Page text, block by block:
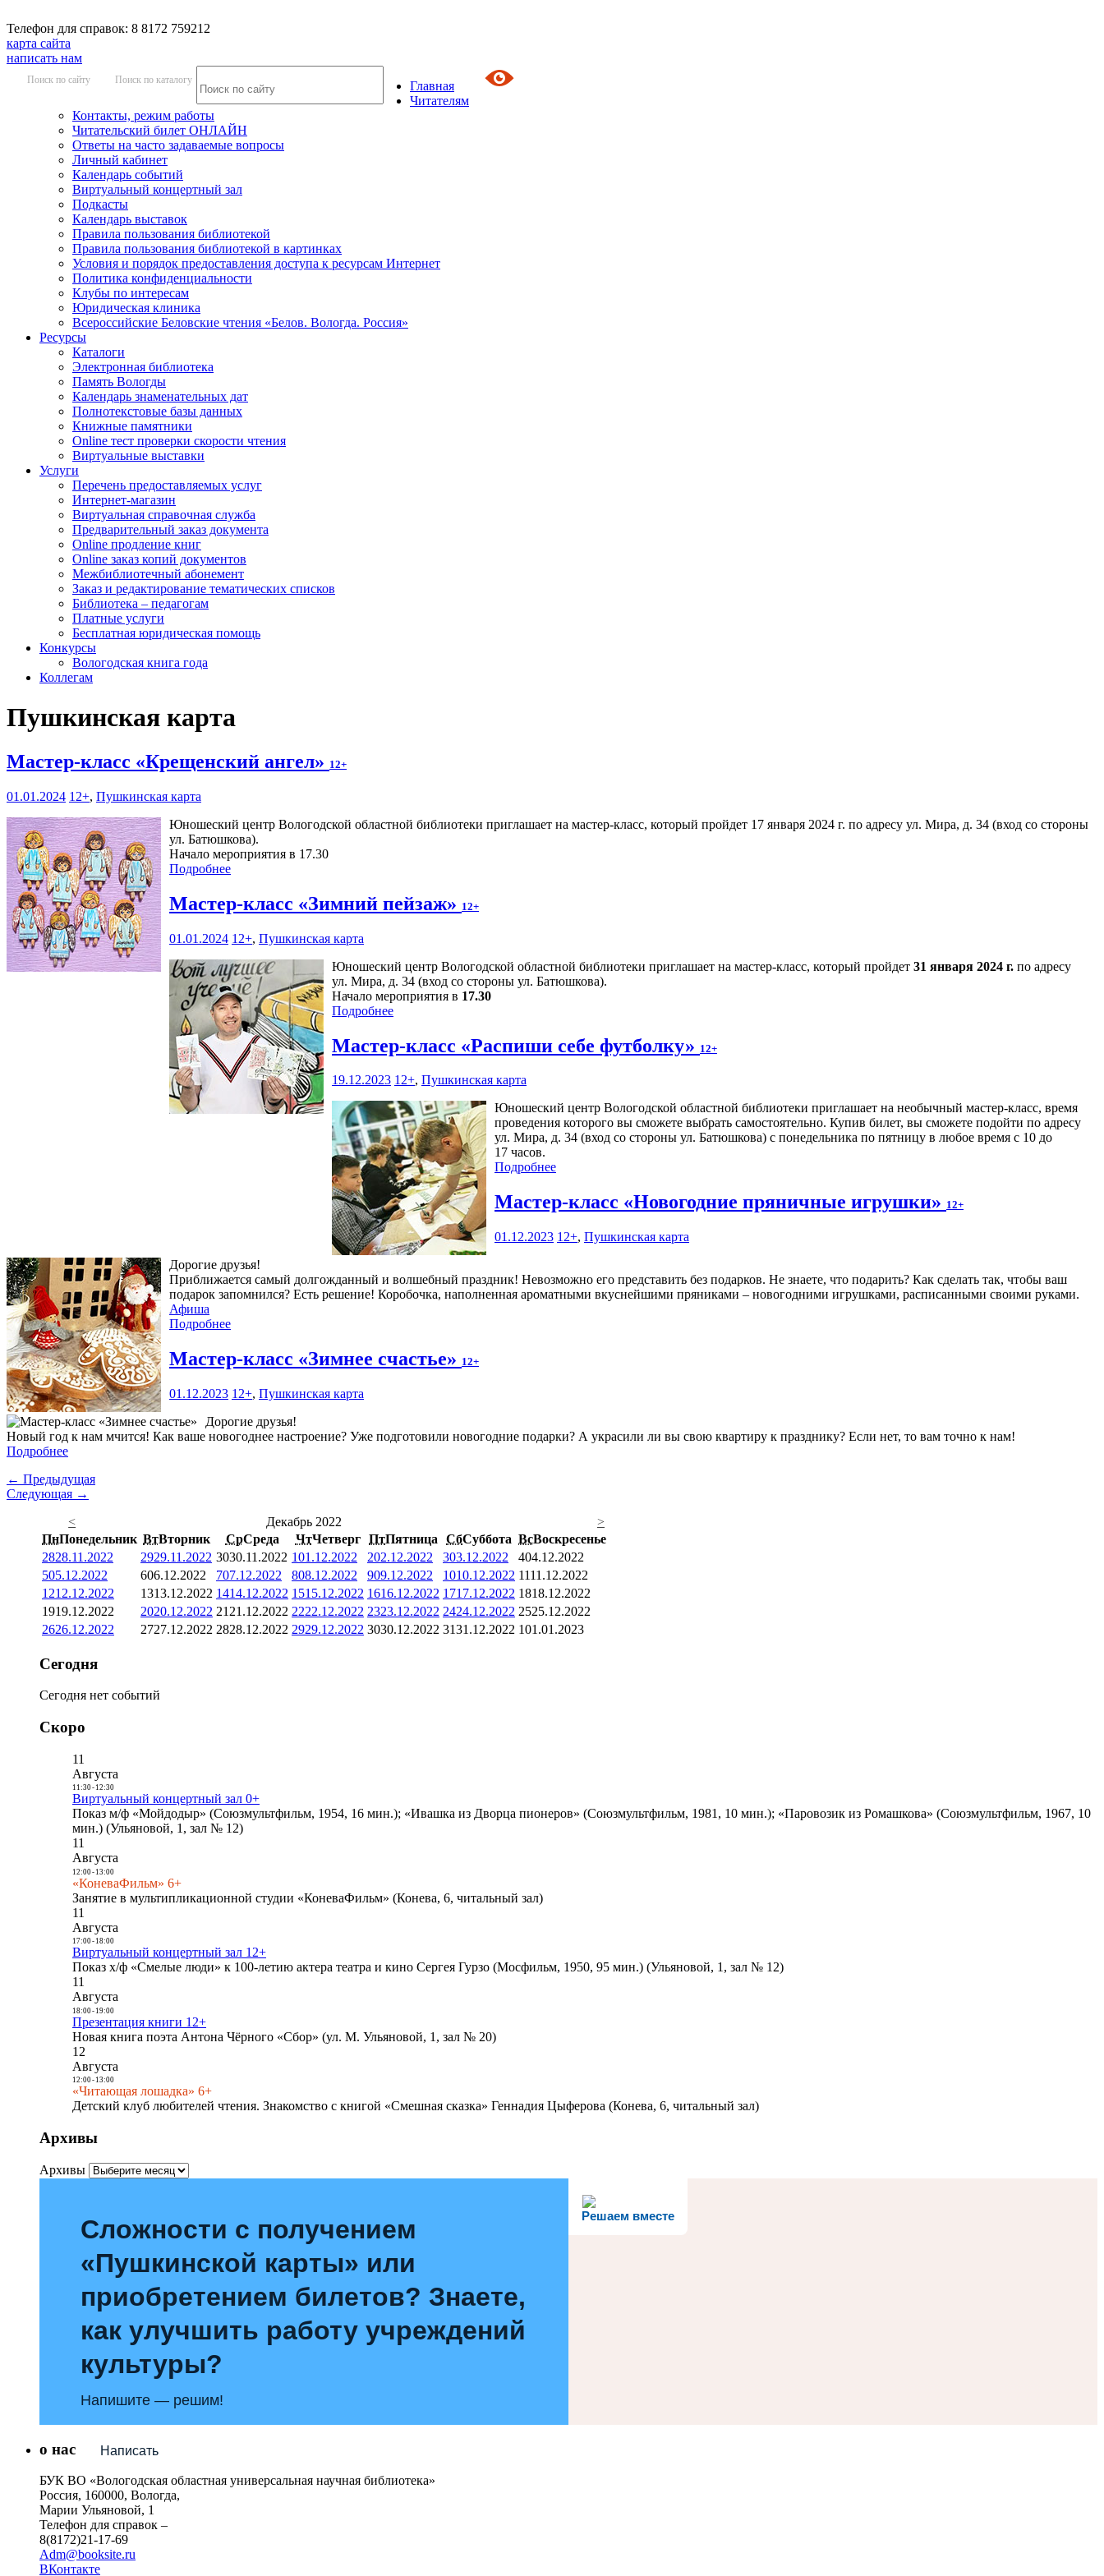
Телефон для справок: 8 8172 759212
карта сайта
написать нам
Поиск по сайту Поиск по каталогу
Главная
Читателям
Контакты, режим работы
Читательский билет ОНЛАЙН
Ответы на часто задаваемые вопросы
Личный кабинет
Календарь событий
Виртуальный концертный зал
Подкасты
Календарь выставок
Правила пользования библиотекой
Правила пользования библиотекой в картинках
Условия и порядок предоставления доступа к ресурсам Интернет
Политика конфиденциальности
Клубы по интересам
Юридическая клиника
Всероссийские Беловские чтения «Белов. Вологда. Россия»
Ресурсы
Каталоги
Электронная библиотека
Память Вологды
Календарь знаменательных дат
Полнотекстовые базы данных
Книжные памятники
Online тест проверки скорости чтения
Виртуальные выставки
Услуги
Перечень предоставляемых услуг
Интернет-магазин
Виртуальная справочная служба
Предварительный заказ документа
Online продление книг
Online заказ копий документов
Межбиблиотечный абонемент
Заказ и редактирование тематических списков
Библиотека – педагогам
Платные услуги
Бесплатная юридическая помощь
Конкурсы
Вологодская книга года
Коллегам
Пушкинская карта
Мастер-класс «Крещенский ангел» 12+
01.01.2024 12+, Пушкинская карта
Юношеский центр Вологодской областной библиотеки приглашает на мастер-класс, который пройдет 17 января 2024 г. по адресу ул. Мира, д. 34 (вход со стороны
ул. Батюшкова).
Начало мероприятия в 17.30
Подробнее
Мастер-класс «Зимний пейзаж» 12+
01.01.2024 12+, Пушкинская карта
Юношеский центр Вологодской областной библиотеки приглашает на мастер-класс, который пройдет 31 января 2024 г. по адресу
ул. Мира, д. 34 (вход со стороны ул. Батюшкова).
Начало мероприятия в 17.30
Подробнее
Мастер-класс «Распиши себе футболку» 12+
19.12.2023 12+, Пушкинская карта
Юношеский центр Вологодской областной библиотеки приглашает на необычный мастер-класс, время
проведения которого вы сможете выбрать самостоятельно. Купив билет, вы сможете подойти по адресу
ул. Мира, д. 34 (вход со стороны ул. Батюшкова) с понедельника по пятницу в любое время с 10 до
17 часов.
Подробнее
Мастер-класс «Новогодние пряничные игрушки» 12+
01.12.2023 12+, Пушкинская карта
Дорогие друзья!
Приближается самый долгожданный и волшебный праздник! Невозможно его представить без подарков. Не знаете, что подарить? Как сделать так, чтобы ваш
подарок запомнился? Есть решение! Коробочка, наполненная ароматными вкуснейшими пряниками – новогодними игрушками, расписанными своими руками.
Афиша
Подробнее
Мастер-класс «Зимнее счастье» 12+
01.12.2023 12+, Пушкинская карта
Дорогие друзья!
Новый год к нам мчится! Как ваше новогоднее настроение? Уже подготовили новогодние подарки? А украсили ли вы свою квартиру к празднику? Если нет, то вам точно к нам!
Подробнее
← Предыдущая
Следующая →
<
Декабрь 2022
>
ПнПонедельник ВтВторник СрСреда ЧтЧетверг ПтПятница СбСуббота ВсВоскресенье
2828.11.2022 2929.11.2022 3030.11.2022 101.12.2022 202.12.2022 303.12.2022 404.12.2022
505.12.2022 606.12.2022 707.12.2022 808.12.2022 909.12.2022 1010.12.2022 1111.12.2022
1212.12.2022 1313.12.2022 1414.12.2022 1515.12.2022 1616.12.2022 1717.12.2022 1818.12.2022
1919.12.2022 2020.12.2022 21 21.12.2022 2222.12.2022 2323.12.2022 2424.12.2022 2525.12.2022
2626.12.2022 2727.12.2022 2828.12.2022 2929.12.2022 3030.12.2022 3131.12.2022 101.01.2023
Сегодня
Сегодня нет событий
Скоро
11
Августа
11:30- 12:30
Виртуальный концертный зал 0+
Показ м/ф «Мойдодыр» (Союзмультфильм, 1954, 16 мин.); «Ивашка из Дворца пионеров» (Союзмультфильм, 1981, 10 мин.); «Паровозик из Ромашкова» (Союзмультфильм, 1967, 10
мин.) (Ульяновой, 1, зал № 12)
11
Августа
12:00- 13:00
«КоневаФильм» 6+
Занятие в мультипликационной студии «КоневаФильм» (Конева, 6, читальный зал)
11
Августа
17:00- 18:00
Виртуальный концертный зал 12+
Показ х/ф «Смелые люди» к 100-летию актера театра и кино Сергея Гурзо (Мосфильм, 1950, 95 мин.) (Ульяновой, 1, зал № 12)
11
Августа
18:00- 19:00
Презентация книги 12+
Новая книга поэта Антона Чёрного «Сбор» (ул. М. Ульяновой, 1, зал № 20)
12
Августа
12:00- 13:00
«Читающая лошадка» 6+
Детский клуб любителей чтения. Знакомство с книгой «Смешная сказка» Геннадия Цыферова (Конева, 6, читальный зал)
Архивы
Архивы
Решаем вместе
Сложности с получением
«Пушкинской карты» или
приобретением билетов? Знаете,
как улучшить работу учреждений
культуры?
Напишите — решим!
Написать
о нас
БУК ВО «Вологодская областная универсальная научная библиотека»
Россия, 160000, Вологда,
Марии Ульяновой, 1
Телефон для справок –
8(8172)21-17-69
Adm@booksite.ru
ВКонтакте